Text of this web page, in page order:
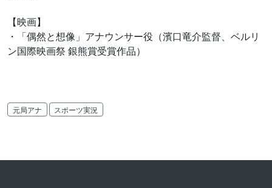
【映画】
・「偶然と想像」アナウンサー役（濱口竜介監督、ベルリ
ン国際映画祭 銀熊賞受賞作品）
元局アナ スポーツ実況